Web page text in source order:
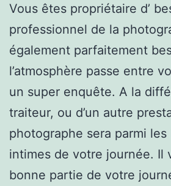
Vous êtes propriétaire d’
professionnel de la
également parfaitement
l’atmosphère passe entre
un super enquête. A la
traiteur, ou d’un autre
photographe sera parmi
intimes de votre journée. Il
bonne partie de votre